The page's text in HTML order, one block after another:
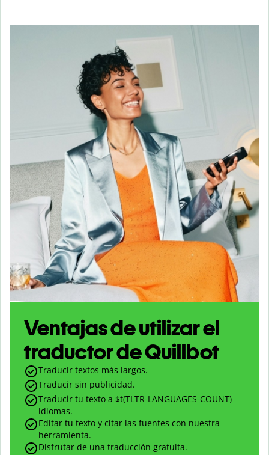
Ventajas de utilizar el
traductor de Quillbot
Traducir textos más largos.
Traducir sin publicidad.
Traducir tu texto a $t(TLTR-LANGUAGES-COUNT)
idiomas.
Editar tu texto y citar las fuentes con nuestra
herramienta.
Disfrutar de una traducción gratuita.